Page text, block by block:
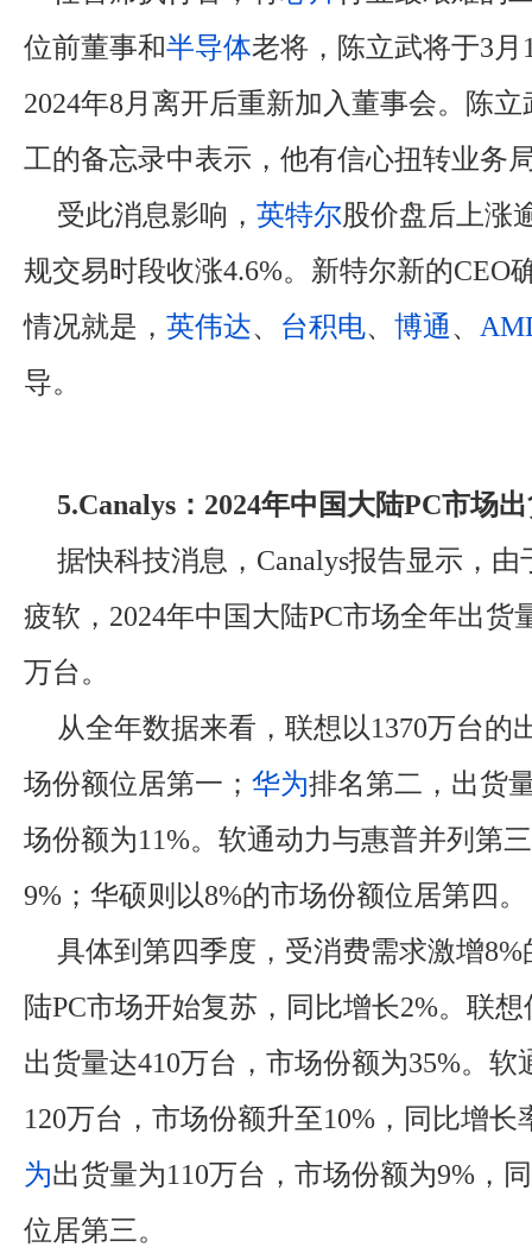
位前董事和半导体老将，陈立武将于3月
2024年8月离开后重新加入董事会。陈立
工的备忘录中表示，他有信心扭转业务
受此消息影响， 英特尔股价盘后上涨
规交易时段收涨4.6%。新特尔新的CEO
情况就是， 英伟达、 台积电、 博通、
导。
5.Canalys：2024年中国大陆PC市场
据快科技消息，Canalys报告显示，
疲软，2024年中国大陆PC市场全年出货
万台。
从全年数据来看，联想以1370万台的
场份额位居第一； 华为排名第二，出货
场份额为11%。软通动力与惠普并列第
9%；华硕则以8%的市场份额位居第四。
具体到第四季度，受消费需求激增
陆PC市场开始复苏，同比增长2%。联
出货量达410万台，市场份额为35%。软
120万台，市场份额升至10%，同比增长
为出货量为110万台，市场份额为9%，
位居第三。